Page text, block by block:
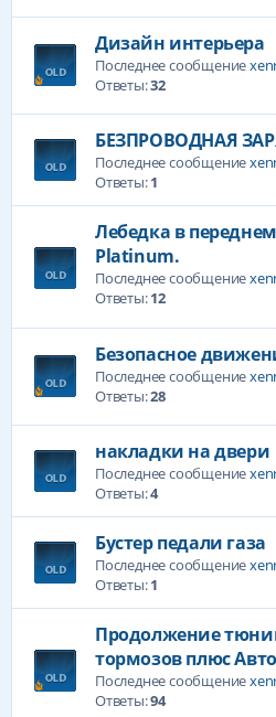
Дизайн интерьера
Последнее сообщение
Ответы:32
БЕЗПРОВОДНАЯ
Последнее сообщение
Ответы:1
Лебедка в
Platinum.
Последнее сообщение
Ответы:12
Безопасное
Последнее сообщение
Ответы:28
накладки на двери
Последнее сообщение
Ответы:4
Бустер педали газа
Последнее сообщение
Ответы:1
Продолжение
тормозов плюс
Последнее сообщение
Ответы:94